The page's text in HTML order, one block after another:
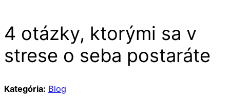
4 otázky, ktorými sa v
strese o seba postaráte
Kategória: Blog